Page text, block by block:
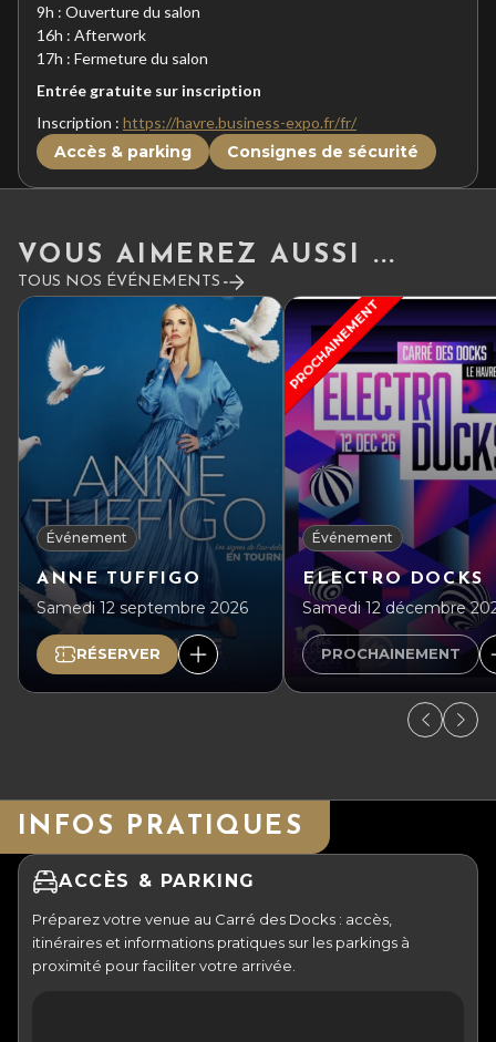
9h : Ouverture du salon
16h : Afterwork
17h : Fermeture du salon
Entrée gratuite sur inscription
Inscription : https://havre.business-expo.fr/fr/
Accès & parking Consignes de sécurité
VOUS AIMEREZ AUSSI ...
TOUS NOS ÉVÉNEMENTS
Événement
ANNE TUFFIGO
Samedi 12 septembre 2026
RÉSERVER
PROCHAINEMENT
Événement
ELECTRO DOCKS
Samedi 12 décembre
PROCHAINEMENT
INFOS PRATIQUES
ACCÈS & PARKING
Préparez votre venue au Carré des Docks : accès,
itinéraires et informations pratiques sur les parkings à
proximité pour faciliter votre arrivée.